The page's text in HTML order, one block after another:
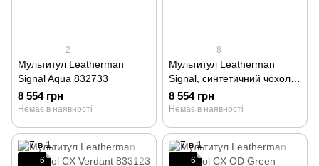
2
Мультитул Leatherman
Signal Aqua 832733
8 554 грн
Немає в наявності
8
Мультитул Leatherman
Signal, синтетичний чохол
832265
8 554 грн
Немає в наявності
6
6